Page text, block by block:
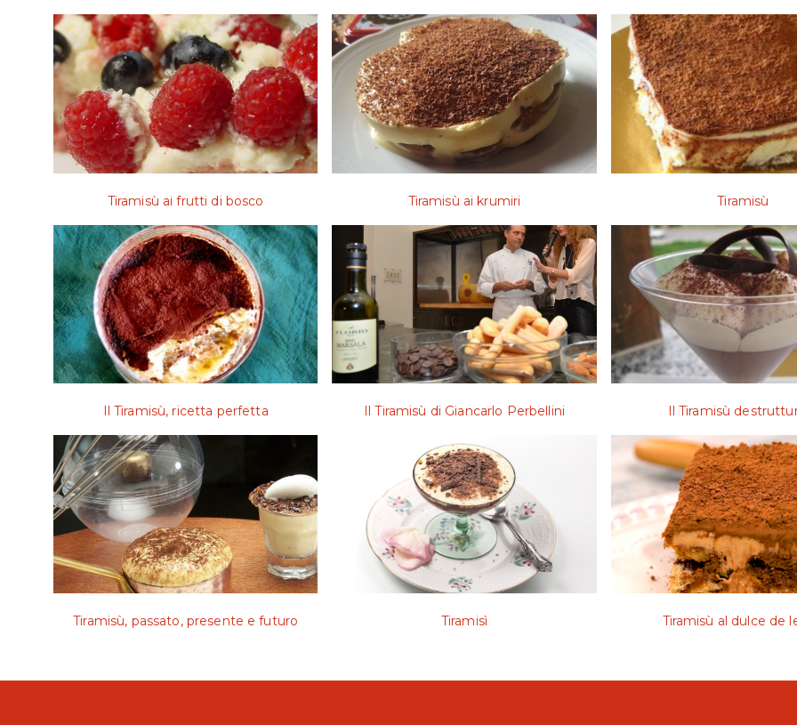
Tiramisù ai frutti di bosco Tiramisù ai krumiri Tiramisù
Il Tiramisù, ricetta perfetta Il Tiramisù di Giancarlo Perbellini Il Tiramisù
Tiramisù, passato, presente e futuro Tiramisì Tiramisù al dulce de